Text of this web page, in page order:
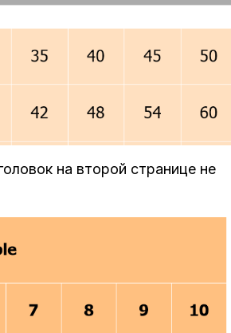
на второй странице не